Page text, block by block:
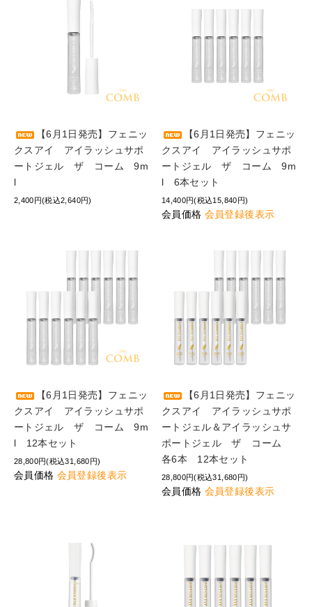
【6月1日発売】フェニッ
クスアイ アイラッシュサポ
ートジェル ザ コーム 9m
l
2,400円(税込2,640円)
【6月1日発売】フェニッ
クスアイ アイラッシュサポ
ートジェル ザ コーム 9m
l 6本セット
14,400円(税込15,840円)
会員価格 会員登録後表示
【6月1日発売】フェニッ
クスアイ アイラッシュサポ
ートジェル ザ コーム 9m
l 12本セット
28,800円(税込31,680円)
会員価格 会員登録後表示
【6月1日発売】フェニッ
クスアイ アイラッシュサポ
ートジェル＆アイラッシュサ
ポートジェル ザ コーム
各6本 12本セット
28,800円(税込31,680円)
会員価格 会員登録後表示